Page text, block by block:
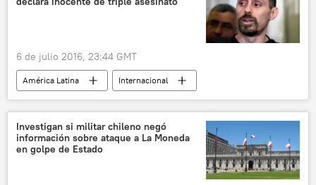
6 de julio 2016, 23:44 GMT
América Latina
Internacional
Argentina
Ibar Pérez Corradi
Aníbal Fernández
efedrina noticias
Investigan si militar chileno negó
información sobre ataque a La Moneda
en golpe de Estado